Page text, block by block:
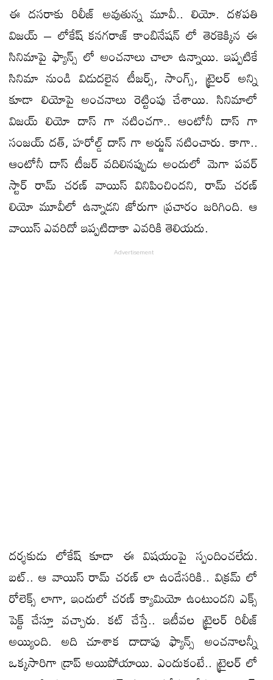
ఈ దసరాకు రిలీజ్ అవుతున్న మూవీ.. లియో. దళపతి
విజయ్ – లోకేష్ కనగరాజ్ కాంబినేషన్ లో తెరకెక్కిన ఈ
సినిమాపై ఫ్యాన్స్ లో అంచనాలు చాలా ఉన్నాయి. ఇప్పటికే
సినిమా నుండి విడుదలైన టీజర్స్, సాంగ్స్, ట్రైలర్ అన్ని
కూడా లియోపై అంచనాలు రెట్టింపు చేశాయి. సినిమాలో
విజయ్ లియో దాస్ గా నటించగా.. ఆంటోనీ దాస్ గా
సంజయ్ దత్, హరోల్డ్ దాస్ గా అర్జున్ నటించారు. కాగా..
ఆంటోనీ దాస్ టీజర్ వదిలినప్పుడు అందులో మెగా పవర్
స్టార్ రామ్ చరణ్ వాయిస్ వినిపించిందని, రామ్ చరణ్
లియో మూవీలో ఉన్నాడని జోరుగా ప్రచారం జరిగింది. ఆ
వాయిస్ ఎవరిదో ఇప్పటిదాకా ఎవరికి తెలియదు.
దర్శకుడు లోకేష్ కూడా ఈ విషయంపై స్పందించలేదు.
బట్.. ఆ వాయిస్ రామ్ చరణ్ లా ఉండేసరికి.. విక్రమ్ లో
రోలెక్స్ లాగా, ఇందులో చరణ్ క్యామియో ఉంటుందని ఎక్స్
పెక్ట్ చేస్తూ వచ్చారు. కట్ చేస్తే.. ఇటీవల ట్రైలర్ రిలీజ్
అయ్యింది. అది చూశాక దాదాపు ఫ్యాన్స్ అంచనాలన్నీ
ఒక్కసారిగా డ్రాప్ అయిపోయాయి. ఎందుకంటే.. ట్రైలర్ లో